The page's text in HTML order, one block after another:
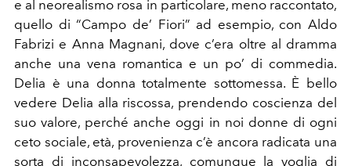
e al neorealismo rosa in particolare, meno raccontato,
quello di “Campo de’ Fiori” ad esempio, con Aldo
Fabrizi e Anna Magnani, dove c’era oltre al dramma
anche una vena romantica e un po’ di commedia.
Delia è una donna totalmente sottomessa. È bello
vedere Delia alla riscossa, prendendo coscienza del
suo valore, perché anche oggi in noi donne di ogni
ceto sociale, età, provenienza c’è ancora radicata una
sorta di inconsapevolezza, comunque la voglia di